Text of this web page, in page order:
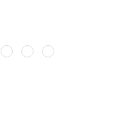
Convoy
Grey
Sport
Heather
Petrol
Blue